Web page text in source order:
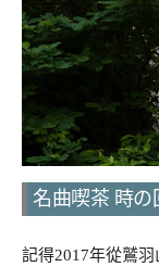
名曲喫茶 時の
記得2017年從鷲